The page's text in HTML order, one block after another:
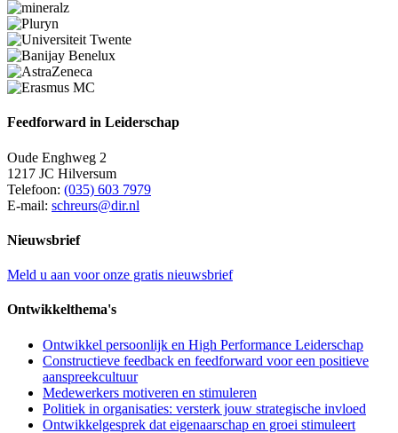
Feedforward in Leiderschap
Oude Enghweg 2
1217 JC Hilversum
Telefoon: (035) 603 7979
E-mail: schreurs@dir.nl
Nieuwsbrief
Meld u aan voor onze gratis nieuwsbrief
Ontwikkelthema's
Ontwikkel persoonlijk en High Performance Leiderschap
Constructieve feedback en feedforward voor een positieve
aanspreekcultuur
Medewerkers motiveren en stimuleren
Politiek in organisaties: versterk jouw strategische invloed
Ontwikkelgesprek dat eigenaarschap en groei stimuleert